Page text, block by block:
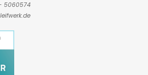
5060574